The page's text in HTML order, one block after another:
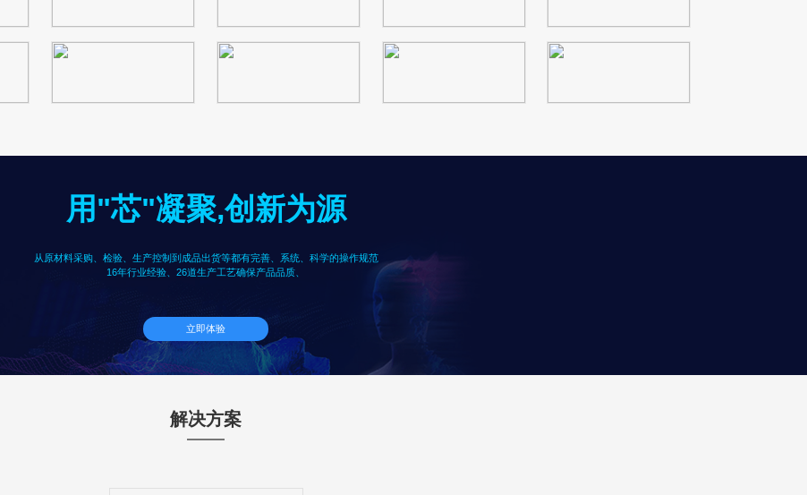
用"芯"凝聚,创新为源
从原材料采购、检验、生产控制到成品出货等都有完善、系统、科学的操作规范
16年行业经验、26道生产工艺确保产品品质、
立即体验
解决方案